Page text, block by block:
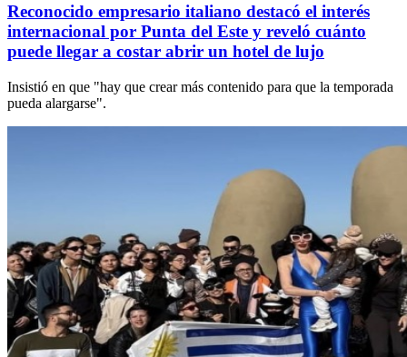
Reconocido empresario italiano destacó el interés
internacional por Punta del Este y reveló cuánto
puede llegar a costar abrir un hotel de lujo
Insistió en que "hay que crear más contenido para que la temporada
pueda alargarse".